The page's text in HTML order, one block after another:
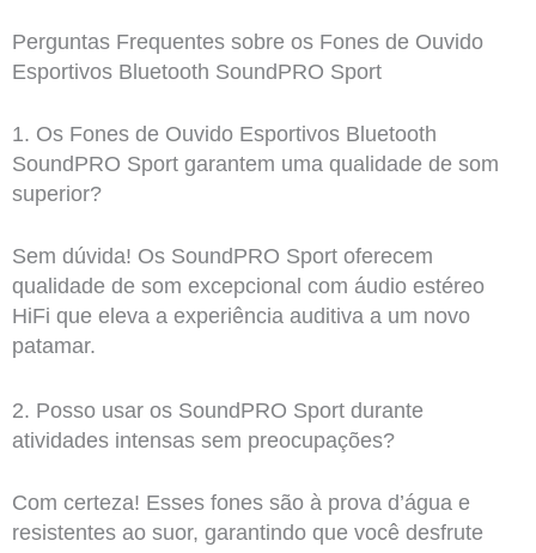
Perguntas Frequentes sobre os Fones de Ouvido
Esportivos Bluetooth SoundPRO Sport
1. Os Fones de Ouvido Esportivos Bluetooth
SoundPRO Sport garantem uma qualidade de som
superior?
Sem dúvida! Os SoundPRO Sport oferecem
qualidade de som excepcional com áudio estéreo
HiFi que eleva a experiência auditiva a um novo
patamar.
2. Posso usar os SoundPRO Sport durante
atividades intensas sem preocupações?
Com certeza! Esses fones são à prova d’água e
resistentes ao suor, garantindo que você desfrute